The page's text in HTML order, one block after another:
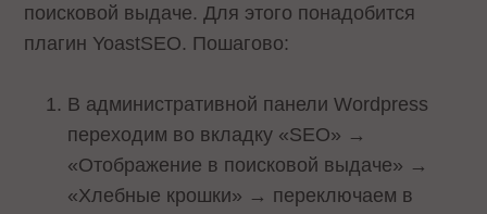
поисковой выдаче. Для этого понадобится
плагин YoastSEO. Пошагово:
В административной панели Wordpress
переходим во вкладку «SEO» →
«Отображение в поисковой выдаче» →
«Хлебные крошки» → переключаем в